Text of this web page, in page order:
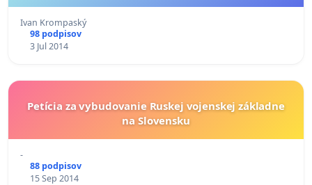
Ivan Krompaský
98 podpisov
3 Jul 2014
Petícia za vybudovanie Ruskej vojenskej základne
na Slovensku
-
88 podpisov
15 Sep 2014